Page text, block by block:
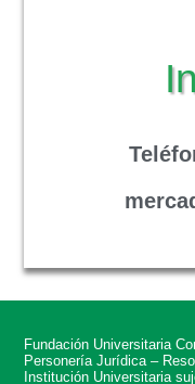
Fundación Universitaria
Personería Jurídica –
Institución Universitaria